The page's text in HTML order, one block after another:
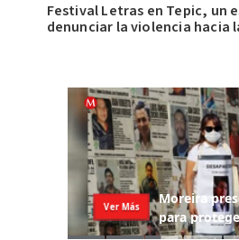
Festival Letras en Tepic, un
denunciar la violencia hacia